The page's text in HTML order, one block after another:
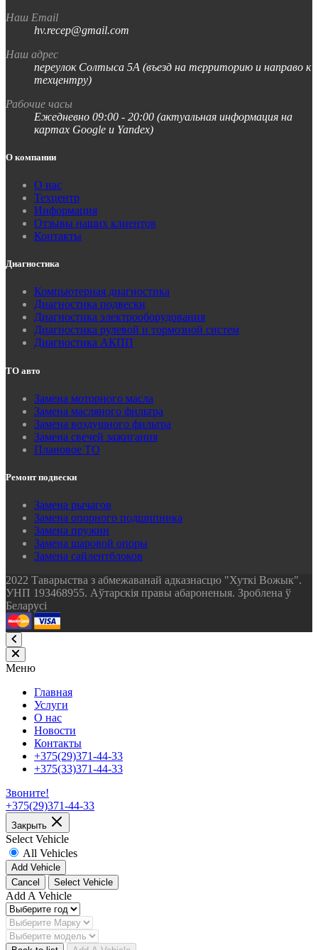
Наш Email
hv.recep@gmail.com
Наш адрес
переулок Солтыса 5А (въезд на территорию и направо к
техцентру)
Рабочие часы
Ежедневно 09:00 - 20:00 (актуальная информация на
картах Google и Yandex)
О компании
О нас
Техцентр
Информация
Отзывы наших клиентов
Контакты
Диагностика
Компьютерная диагностика
Диагностика подвески
Диагностика электрооборудования
Диагностика рулевой и тормозной систем
Диагностика АКПП
ТО авто
Замена моторного масла
Замена масляного фильтра
Замена воздушного фильтра
Замена свечей зажигания
Плановое ТО
Ремонт подвески
Замена рычагов
Замена опорного подшипника
Замена пружин
Замена шаровой опоры
Замена сайлентблоков
2022 Таварыства з абмежаванай адказнасцю "Хуткi Вожык".
УНП 193468955. Аўтарскія правы абароненыя. Зроблена ў
Беларусі
Меню
Главная
Услуги
О нас
Новости
Контакты
+375(29)371-44-33
+375(33)371-44-33
Звоните!
+375(29)371-44-33
Закрыть
Select Vehicle
All Vehicles
Add Vehicle
Cancel
Select Vehicle
Add A Vehicle